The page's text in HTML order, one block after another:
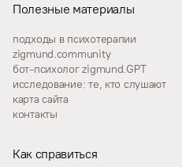
Полезные материалы
подходы в психотерапии
zigmund.community
бот-психолог zigmund.GPT
исследование: те, кто слушают
карта сайта
контакты
Как справиться